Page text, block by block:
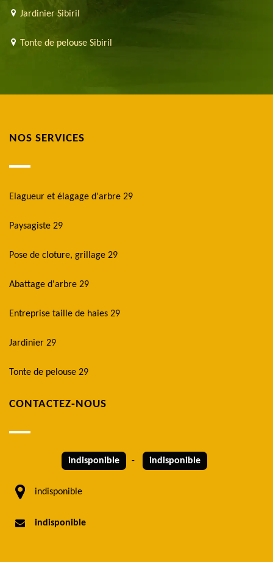
Jardinier Sibiril
Tonte de pelouse Sibiril
NOS SERVICES
Elagueur et élagage d'arbre 29
Paysagiste 29
Pose de cloture, grillage 29
Abattage d'arbre 29
Entreprise taille de haies 29
Jardinier 29
Tonte de pelouse 29
CONTACTEZ-NOUS
indisponible - indisponible
indisponible
indisponible